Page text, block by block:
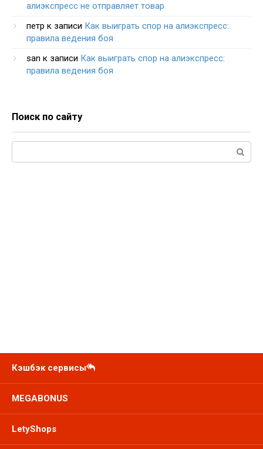
алиэкспресс не отправляет товар
петр к записи Как выиграть спор на алиэкспресс:
правила ведения боя
san к записи Как выиграть спор на алиэкспресс:
правила ведения боя
Поиск по сайту
Поиск:
Кэшбэк сервисы
MEGABONUS
LetyShops